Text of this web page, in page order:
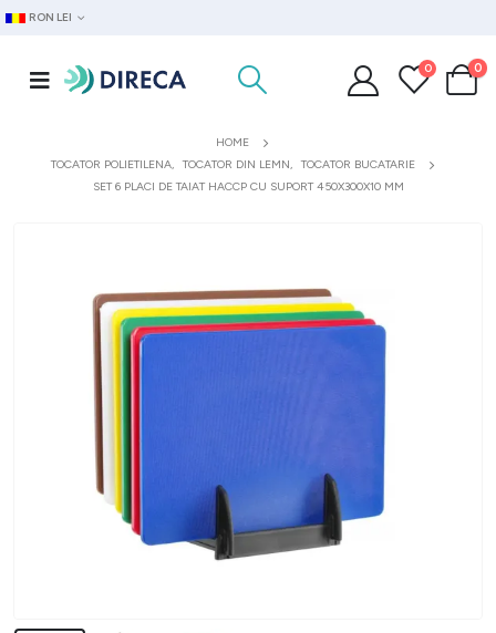
RON LEI
0 0
HOME
TOCATOR POLIETILENA, TOCATOR DIN LEMN, TOCATOR BUCATARIE
SET 6 PLACI DE TAIAT HACCP CU SUPORT 450X300X10 MM